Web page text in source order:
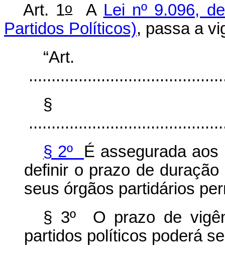
Art. 1o A Lei nº 9.096,
Partidos Políticos), passa a
§
§ 2º É assegurada
definir o prazo de
seus órgãos partidários
§ 3º O prazo de
partidos políticos poderá